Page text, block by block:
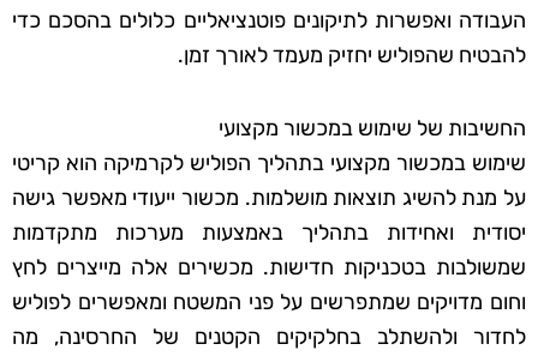
העבודה ואפשרות לתיקונים פוטנציאליים כלולים בהסכם כדי
להבטיח שהפוליש יחזיק מעמד לאורך זמן.
החשיבות של שימוש במכשור מקצועי
שימוש במכשור מקצועי בתהליך הפוליש לקרמיקה הוא קריטי
על מנת להשיג תוצאות מושלמות. מכשור ייעודי מאפשר גישה
יסודית ואחידות בתהליך באמצעות מערכות מתקדמות
שמשולבות בטכניקות חדישות. מכשירים אלה מייצרים לחץ
וחום מדויקים שמתפרשים על פני המשטח ומאפשרים לפוליש
לחדור ולהשתלב בחלקיקים הקטנים של החרסינה, מה